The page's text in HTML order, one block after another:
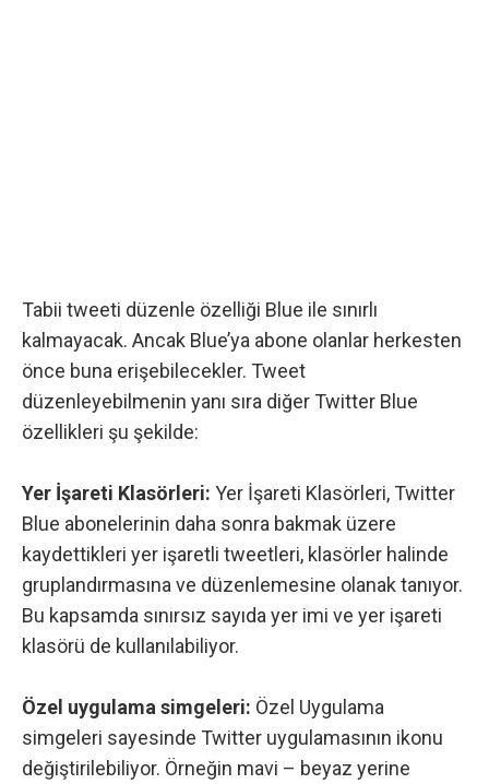
Tabii tweeti düzenle özelliği Blue ile sınırlı
kalmayacak. Ancak Blue’ya abone olanlar herkesten
önce buna erişebilecekler. Tweet
düzenleyebilmenin yanı sıra diğer Twitter Blue
özellikleri şu şekilde:
Yer İşareti Klasörleri: Yer İşareti Klasörleri, Twitter
Blue abonelerinin daha sonra bakmak üzere
kaydettikleri yer işaretli tweetleri, klasörler halinde
gruplandırmasına ve düzenlemesine olanak tanıyor.
Bu kapsamda sınırsız sayıda yer imi ve yer işareti
klasörü de kullanılabiliyor.
Özel uygulama simgeleri: Özel Uygulama
simgeleri sayesinde Twitter uygulamasının ikonu
değiştirilebiliyor. Örneğin mavi – beyaz yerine